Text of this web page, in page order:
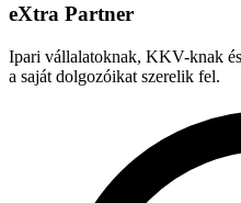
eXtra Partner
Ipari vállalatoknak, KKV-knak
a saját dolgozóikat szerelik fel.